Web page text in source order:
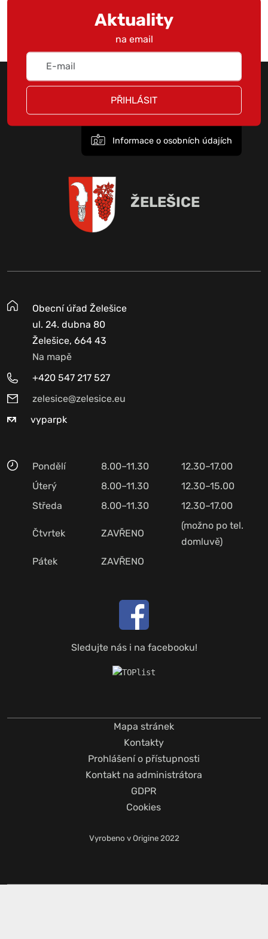
Aktuality
na email
PŘIHLÁSIT
Informace o osobních údajích
ŽELEŠICE
Obecní úřad Želešice
ul. 24. dubna 80
Želešice, 664 43
Na mapě
+420 547 217 527
zelesice@zelesice.eu
vyparpk
Pondělí 8.00–11.30
12.30–17.00
Úterý
8.00–11.30
12.30–15.00
Středa
8.00–11.30 12.30–17.00
Čtvrtek ZAVŘENO
(možno po tel.
domluvě)
Pátek
ZAVŘENO
Sledujte nás i na facebooku!
Mapa stránek
Kontakty
Prohlášení o přístupnosti
Kontakt na administrátora
GDPR
Cookies
Vyrobeno v Origine2022